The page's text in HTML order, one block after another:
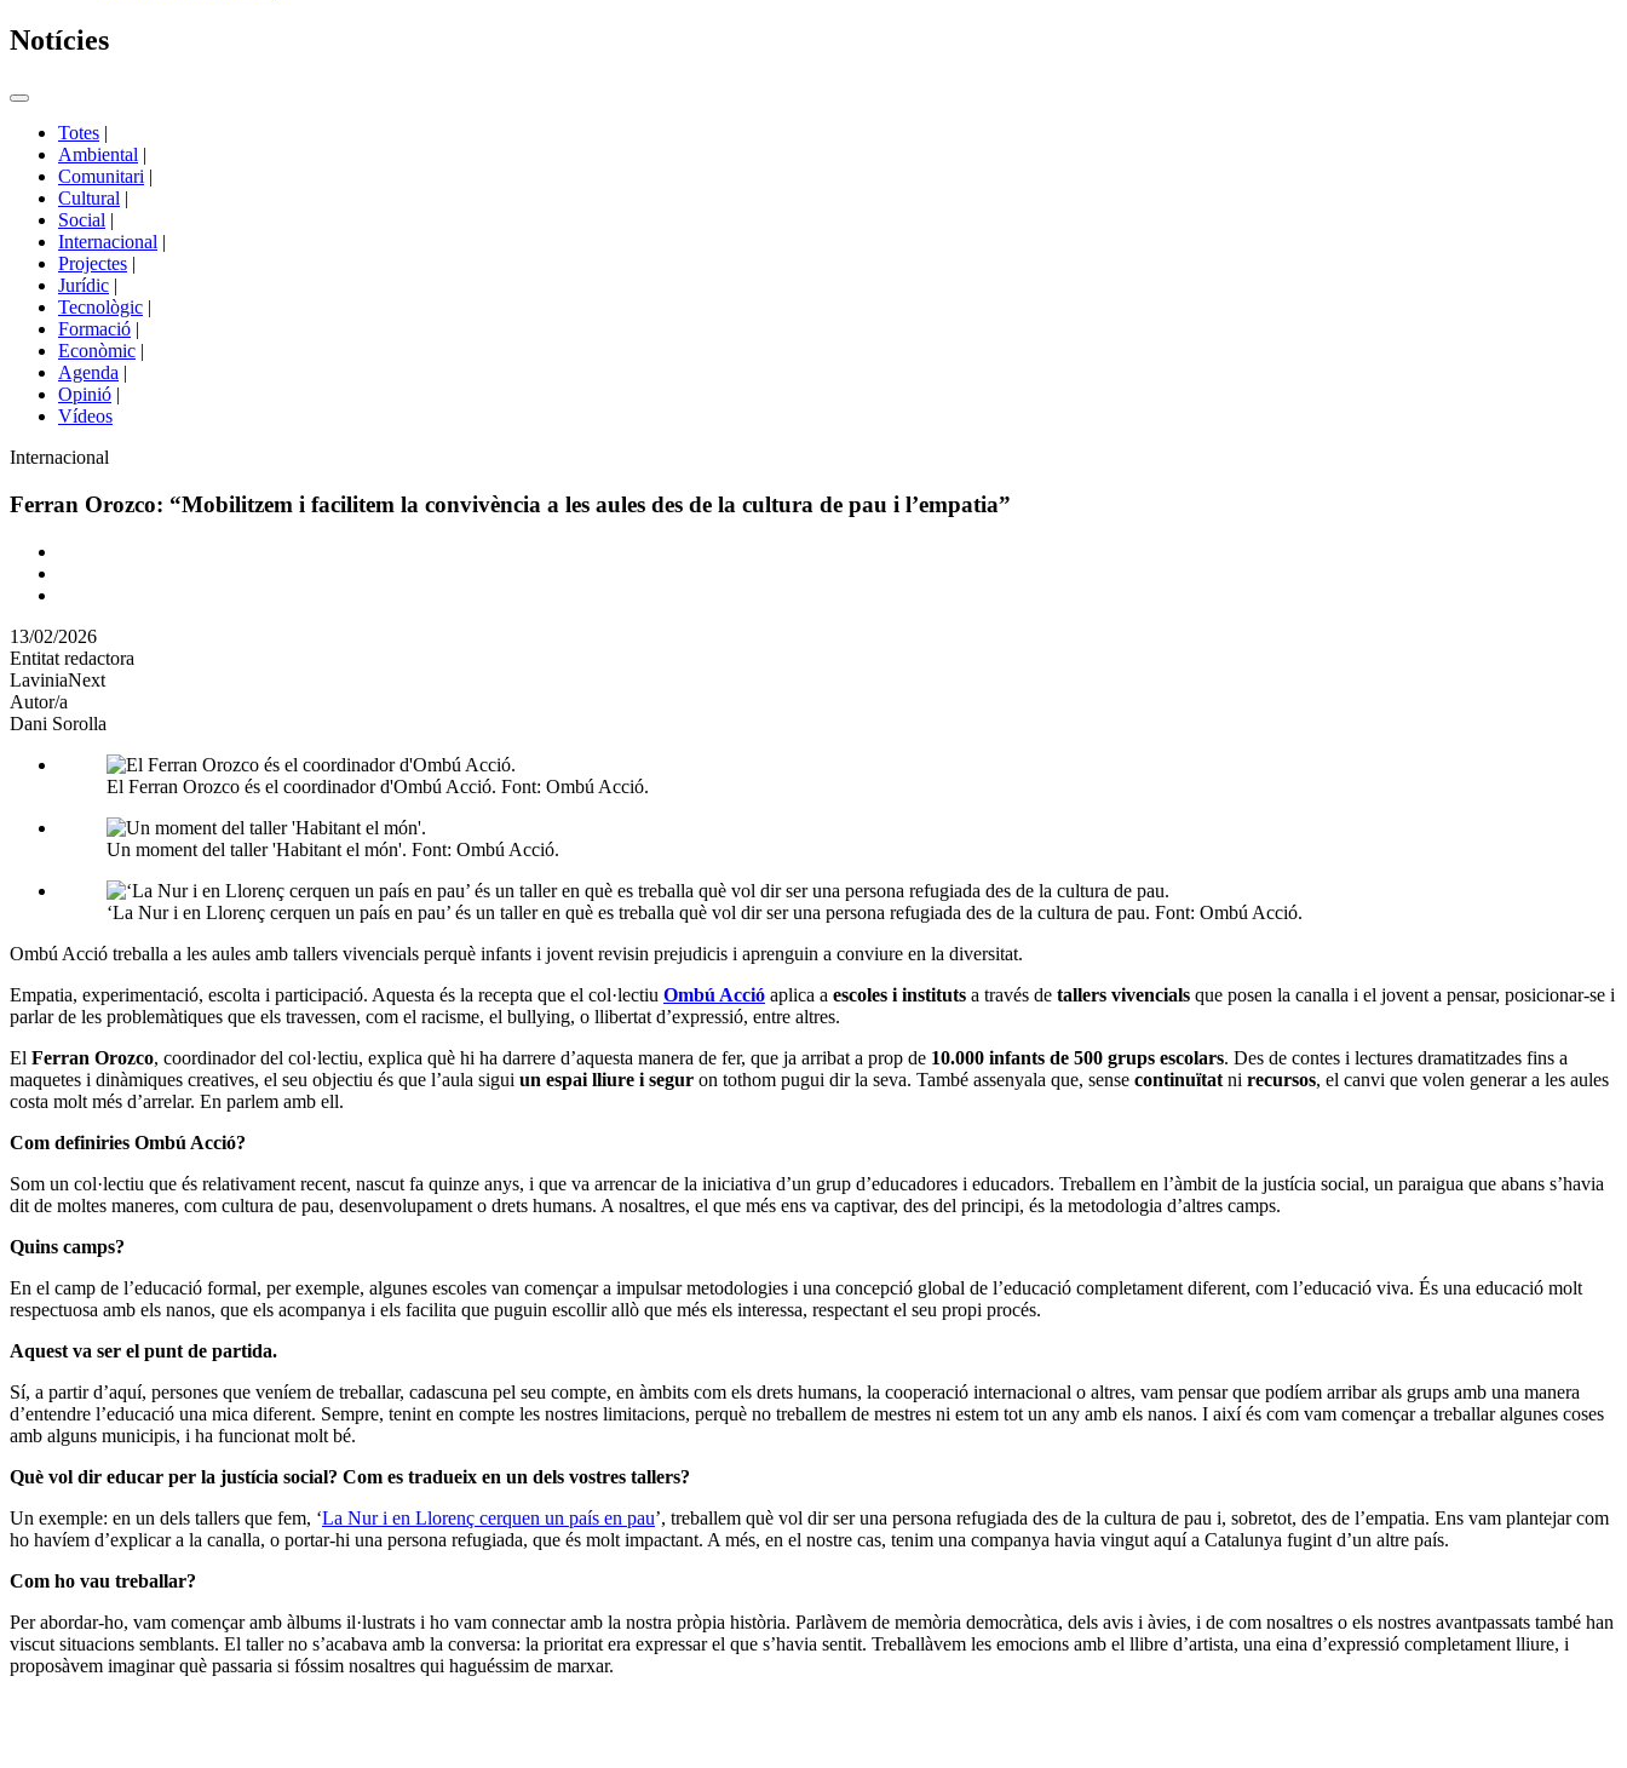
Notícies
Commutador
portals
Totes |
Ambiental |
Comunitari |
Cultural |
Social |
Internacional |
Projectes |
Jurídic |
Tecnològic |
Formació |
Econòmic |
Agenda |
Opinió |
Vídeos
Àmbit
la
Internacional
Ferran Orozco: “Mobilitzem i facilitem la convivència a les aules des de la cultura de pau i l’empatia”
Comparteix
altres
xarxes
socials
13/02/2026
Entitat redactora
LaviniaNext
Autor/a
Dani Sorolla
El Ferran Orozco és el coordinador d'Ombú Acció. Font: Ombú Acció.
Un moment del taller 'Habitant el món'. Font: Ombú Acció.
‘La Nur i en Llorenç cerquen un país en pau’ és un taller en què es treballa què vol dir ser una persona refugiada des de la cultura de pau. Font: Ombú Acció.
Ombú Acció treballa a les aules amb tallers vivencials perquè infants i jovent revisin prejudicis i aprenguin a conviure en la diversitat.
Empatia, experimentació, escolta i participació. Aquesta és la recepta que el col·lectiu Ombú Acció aplica a escoles i instituts a través de tallers vivencials que posen la canalla i el jovent a pensar, posicionar-se i
parlar de les problemàtiques que els travessen, com el racisme, el bullying, o llibertat d’expressió, entre altres.
El Ferran Orozco, coordinador del col·lectiu, explica què hi ha darrere d’aquesta manera de fer, que ja arribat a prop de 10.000 infants de 500 grups escolars. Des de contes i lectures dramatitzades fins a
maquetes i dinàmiques creatives, el seu objectiu és que l’aula sigui un espai lliure i segur on tothom pugui dir la seva. També assenyala que, sense continuïtatni recursos, el canvi que volen generar a les aules
costa molt més d’arrelar. En parlem amb ell.
Com definiries Ombú Acció?
Som un col·lectiu que és relativament recent, nascut fa quinze anys, i que va arrencar de la iniciativa d’un grup d’educadores i educadors. Treballem en l’àmbit de la justícia social, un paraigua que abans s’havia
dit de moltes maneres, com cultura de pau, desenvolupament o drets humans. A nosaltres, el que més ens va captivar, des del principi, és la metodologia d’altres camps.
Quins camps?
En el camp de l’educació formal, per exemple, algunes escoles van començar a impulsar metodologies i una concepció global de l’educació completament diferent, com l’educació viva. És una educació molt
respectuosa amb els nanos, que els acompanya i els facilita que puguin escollir allò que més els interessa, respectant el seu propi procés.
Aquest va ser el punt de partida.
Sí, a partir d’aquí, persones que veníem de treballar, cadascuna pel seu compte, en àmbits com els drets humans, la cooperació internacional o altres, vam pensar que podíem arribar als grups amb una manera
d’entendre l’educació una mica diferent. Sempre, tenint en compte les nostres limitacions, perquè no treballem de mestres ni estem tot un any amb els nanos. I així és com vam començar a treballar algunes coses
amb alguns municipis, i ha funcionat molt bé.
Què vol dir educar per la justícia social? Com es tradueix en un dels vostres tallers?
Un exemple: en un dels tallers que fem, ‘La Nur i en Llorenç cerquen un país en pau’, treballem què vol dir ser una persona refugiada des de la cultura de pau i, sobretot, des de l’empatia. Ens vam plantejar com
ho havíem d’explicar a la canalla, o portar-hi una persona refugiada, que és molt impactant. A més, en el nostre cas, tenim una companya havia vingut aquí a Catalunya fugint d’un altre país.
Com ho vau treballar?
Per abordar-ho, vam començar amb àlbums il·lustrats i ho vam connectar amb la nostra pròpia història. Parlàvem de memòria democràtica, dels avis i àvies, i de com nosaltres o els nostres avantpassats també han
viscut situacions semblants. El taller no s’acabava amb la conversa: la prioritat era expressar el que s’havia sentit. Treballàvem les emocions amb el llibre d’artista, una eina d’expressió completament lliure, i
proposàvem imaginar què passaria si fóssim nosaltres qui haguéssim de marxar.